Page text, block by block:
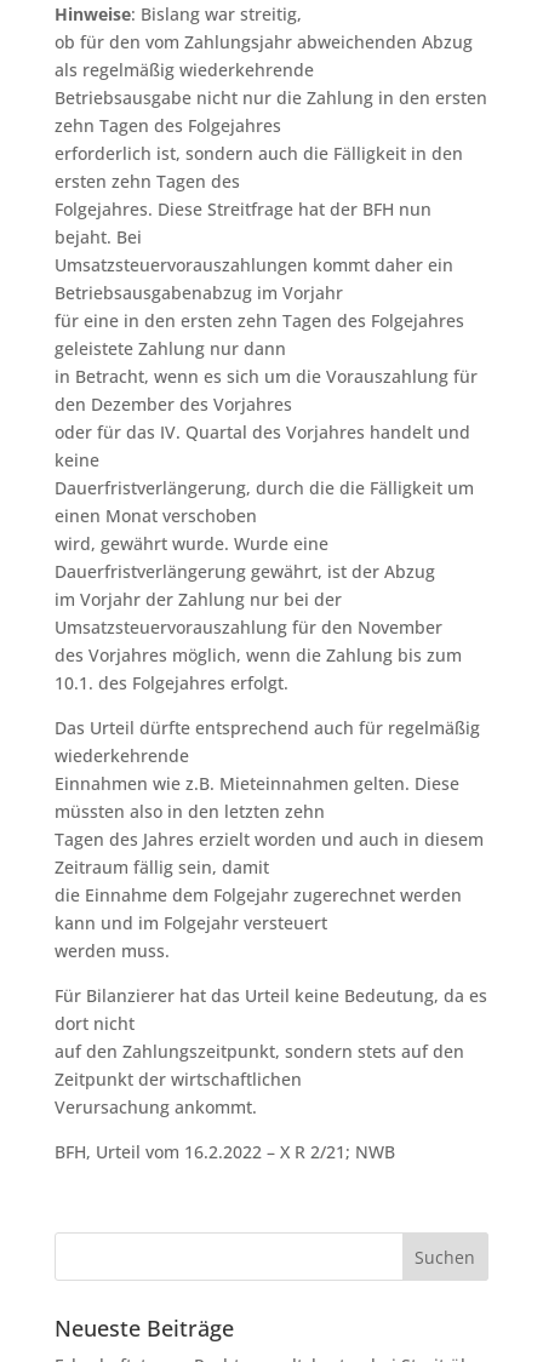
Hinweise: Bislang war streitig,
ob für den vom Zahlungsjahr abweichenden Abzug
als regelmäßig wiederkehrende
Betriebsausgabe nicht nur die Zahlung in den ersten
zehn Tagen des Folgejahres
erforderlich ist, sondern auch die Fälligkeit in den
ersten zehn Tagen des
Folgejahres. Diese Streitfrage hat der BFH nun
bejaht. Bei
Umsatzsteuervorauszahlungen kommt daher ein
Betriebsausgabenabzug im Vorjahr
für eine in den ersten zehn Tagen des Folgejahres
geleistete Zahlung nur dann
in Betracht, wenn es sich um die Vorauszahlung für
den Dezember des Vorjahres
oder für das IV. Quartal des Vorjahres handelt und
keine
Dauerfristverlängerung, durch die die Fälligkeit um
einen Monat verschoben
wird, gewährt wurde. Wurde eine
Dauerfristverlängerung gewährt, ist der Abzug
im Vorjahr der Zahlung nur bei der
Umsatzsteuervorauszahlung für den November
des Vorjahres möglich, wenn die Zahlung bis zum
10.1. des Folgejahres erfolgt.
Das Urteil dürfte entsprechend auch für regelmäßig
wiederkehrende
Einnahmen wie z.B. Mieteinnahmen gelten. Diese
müssten also in den letzten zehn
Tagen des Jahres erzielt worden und auch in diesem
Zeitraum fällig sein, damit
die Einnahme dem Folgejahr zugerechnet werden
kann und im Folgejahr versteuert
werden muss.
Für Bilanzierer hat das Urteil keine Bedeutung, da es
dort nicht
auf den Zahlungszeitpunkt, sondern stets auf den
Zeitpunkt der wirtschaftlichen
Verursachung ankommt.
BFH, Urteil vom 16.2.2022 – X R 2/21; NWB
Neueste Beiträge